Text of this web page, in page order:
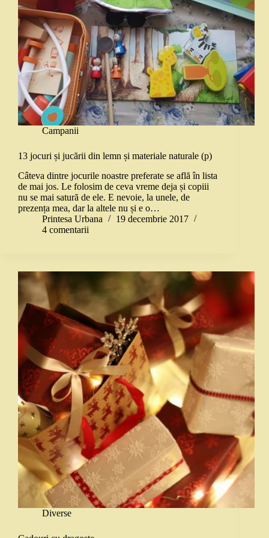
Campanii
13 jocuri și jucării din lemn și materiale naturale (p)
Câteva dintre jocurile noastre preferate se află în lista
de mai jos. Le folosim de ceva vreme deja și copiii
nu se mai satură de ele. E nevoie, la unele, de
prezența mea, dar la altele nu și e o…
Printesa Urbana
19 decembrie 2017
4 comentarii
Diverse